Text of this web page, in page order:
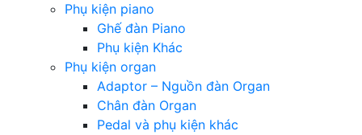
Phụ kiện piano
Ghế đàn Piano
Phụ kiện Khác
Phụ kiện organ
Adaptor – Nguồn đàn Organ
Chân đàn Organ
Pedal và phụ kiện khác